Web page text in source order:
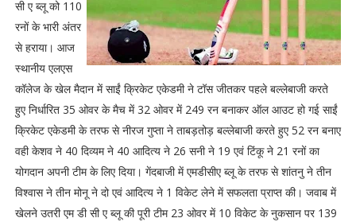
सी ए ब्लू को 110
रनों के भारी अंतर
से हराया। आज
स्थानीय एलएस
कॉलेज के खेल मैदान में साईं क्रिकेट एकेडमी ने टॉस जीतकर पहले बल्लेबाजी करते
हुए निर्धारित 35 ओवर के मैच में 32 ओवर में 249 रन बनाकर ऑल आउट हो गई साईं
क्रिकेट एकेडमी के तरफ से नीरज गुप्ता ने ताबड़तोड़ बल्लेबाजी करते हुए 52 रन बनाए
वही केशव ने 40 दिव्यम ने 40 आदित्य ने 26 सनी ने 19 एवं टिंकू ने 21 रनों का
योगदान अपनी टीम के लिए दिया। गेंदबाजी में एमडीसीए ब्लू के तरफ से शांतनु ने तीन
विश्वास ने तीन मोनू ने दो एवं आदित्य ने 1 विकेट लेने में सफलता प्राप्त की। जवाब में
खेलने उतरी एम डी सी ए ब्लू की पूरी टीम 23 ओवर में 10 विकेट के नुकसान पर 139